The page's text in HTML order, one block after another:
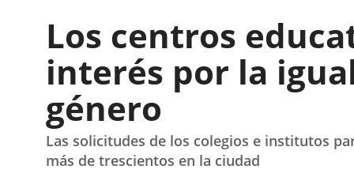
Los centros
interés por la
género
Las solicitudes de los colegios e institutos
más de trescientos en la ciudad